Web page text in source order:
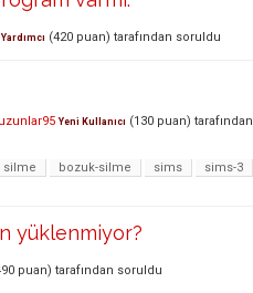
Yardımcı (420 puan) tarafından soruldu
Yeni Kullanıcı (130 puan) tarafından
silme bozuk-silme sims
sims-3
yüklenmiyor?
puan) tarafından soruldu